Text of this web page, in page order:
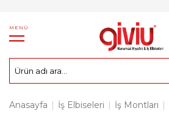
MENÜ
Anasayfa | İş Elbiseleri | İş Montları |